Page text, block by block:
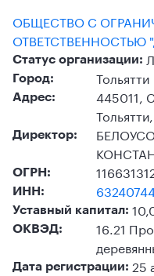
ОБЩЕСТВО С
Статус организации:
Город: Тольятти
Адрес:
445011,
Директор:
ОГРН:
ИНН:
Уставный капитал:
ОКВЭД:
16.21
Дата регистрации: 25